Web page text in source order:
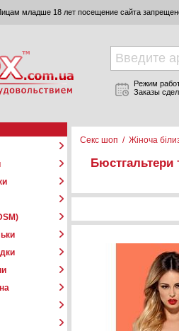
младше 18 лет посещение сайта
Режим
Заказы
Секс шоп / Жіноча
Бюстгальтери